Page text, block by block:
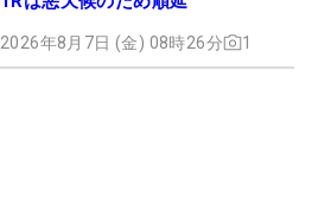
2026年8月7日 (金) 08時26分 1